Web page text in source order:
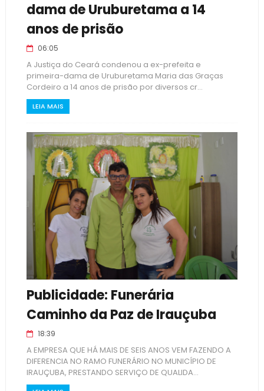
dama de Uruburetama a 14
anos de prisão
06:05
A Justiça do Ceará condenou a ex-prefeita e
primeira-dama de Uruburetama Maria das Graças
Cordeiro a 14 anos de prisão por diversos cr...
LEIA MAIS
Publicidade: Funerária
Caminho da Paz de Irauçuba
18:39
A EMPRESA QUE HÁ MAIS DE SEIS ANOS VEM FAZENDO A
DIFERENCIA NO RAMO FUNERÁRIO NO MUNICÍPIO DE
IRAUÇUBA, PRESTANDO SERVIÇO DE QUALIDA...